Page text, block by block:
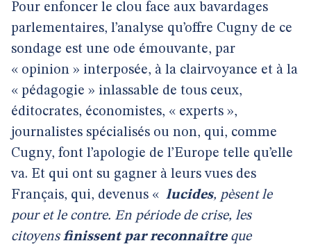
Pour enfoncer le clou face aux bavardages
parlementaires, l’analyse qu’offre Cugny de ce
sondage est une ode émouvante, par
« opinion » interposée, à la clairvoyance et à la
« pédagogie » inlassable de tous ceux,
éditocrates, économistes, « experts »,
journalistes spécialisés ou non, qui, comme
Cugny, font l’apologie de l’Europe telle qu’elle
va. Et qui ont su gagner à leurs vues des
Français, qui, devenus « lucides, pèsent le
pour et le contre. En période de crise, les
citoyens finissent par reconnaîtreque